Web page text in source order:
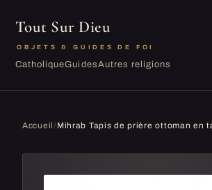
Tout Sur Dieu
OBJETS & GUIDES DE FOI
CatholiqueGuidesAutres religions
Accueil/